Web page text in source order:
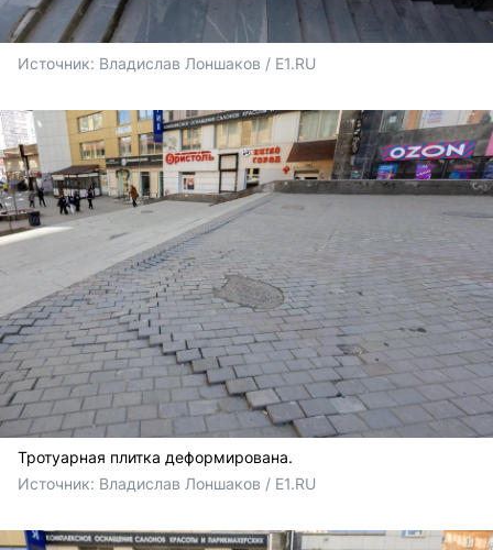
Источник: Владислав Лоншаков / E1.RU
Тротуарная плитка деформирована.
Источник: Владислав Лоншаков / E1.RU